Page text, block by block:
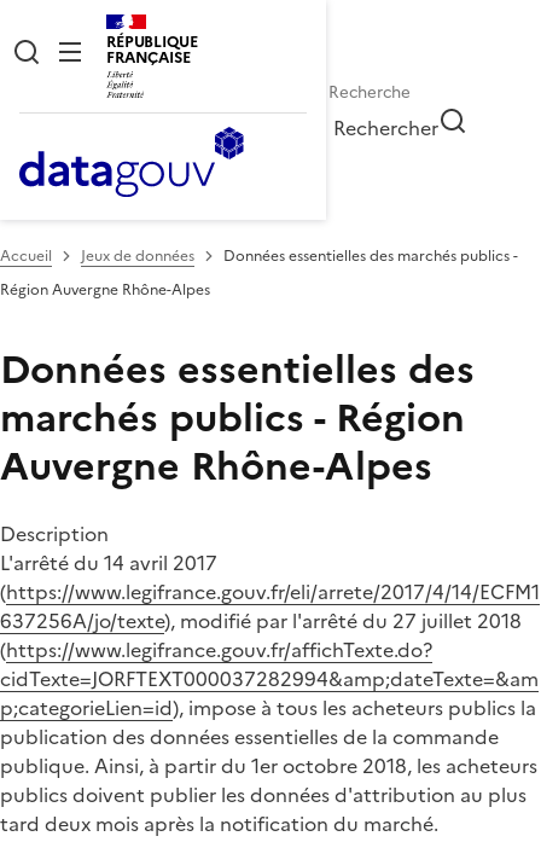
RÉPUBLIQUE
FRANÇAISE
Rechercher
Accueil Jeux de données
Données essentielles des marchés publics -
Région Auvergne Rhône-Alpes
Données essentielles des
marchés publics - Région
Auvergne Rhône-Alpes
Description
L'arrêté du 14 avril 2017
(https://www.legifrance.gouv.fr/eli/arrete/2017/4/14/ECFM1
637256A/jo/texte), modifié par l'arrêté du 27 juillet 2018
(https://www.legifrance.gouv.fr/affichTexte.do?
cidTexte=JORFTEXT000037282994&amp;dateTexte=&am
p;categorieLien=id), impose à tous les acheteurs publics la
publication des données essentielles de la commande
publique. Ainsi, à partir du 1er octobre 2018, les acheteurs
publics doivent publier les données d'attribution au plus
tard deux mois après la notification du marché.